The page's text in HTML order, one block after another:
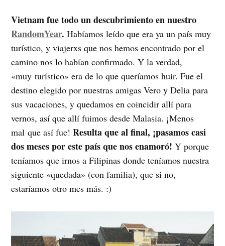
Vietnam fue todo un descubrimiento en nuestro
RandomYear. Habíamos leído que era ya un país muy
turístico, y viajerxs que nos hemos encontrado por el
camino nos lo habían confirmado. Y la verdad,
«muy turístico» era de lo que queríamos huir. Fue el
destino elegido por nuestras amigas Vero y Delia para
sus vacaciones, y quedamos en coincidir allí para
vernos, así que allí fuimos desde Malasia. ¡Menos
mal que así fue!Resulta que al final, ¡pasamos casi
dos meses por este país que nos enamoró! Y porque
teníamos que irnos a Filipinas donde teníamos nuestra
siguiente «quedada» (con familia), que si no,
estaríamos otro mes más. :)